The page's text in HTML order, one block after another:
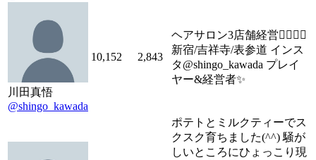
川田真悟
@shingo_kawada
10,152 2,843
ヘアサロン3店舗経営💇‍♀️💇‍♂️
新宿/吉祥寺/表参道 インス
タ@shingo_kawada プレイ
ヤー&経営者✨
ポテトとミルクティーでス
クスク育ちました(^^) 騒が
しいところにひょっこり現